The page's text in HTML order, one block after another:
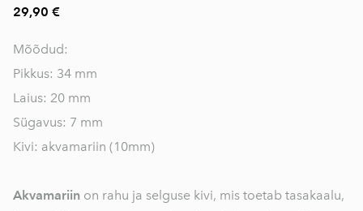
29,90 €
Mõõdud:
Pikkus: 34 mm
Laius: 20 mm
Sügavus: 7 mm
Kivi: akvamariin (10mm)
Akvamariin on rahu ja selguse kivi, mis toetab tasakaalu,